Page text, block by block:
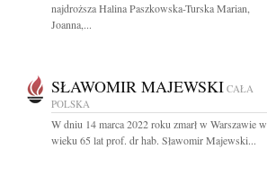
najdroższa Halina Paszkowska-Turska Marian,
Joanna,...
SŁAWOMIR MAJEWSKI CAŁA
POLSKA
W dniu 14 marca 2022 roku zmarł w Warszawie w
wieku 65 lat prof. dr hab. Sławomir Majewski...